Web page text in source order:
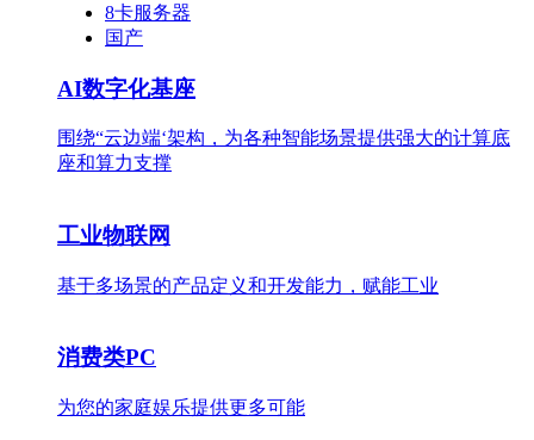
8卡服务器
国产
AI数字化基座
围绕“云边端‘架构，为各种智能场景提供强大的计算底
座和算力支撑
工业物联网
基于多场景的产品定义和开发能力，赋能工业
消费类PC
为您的家庭娱乐提供更多可能